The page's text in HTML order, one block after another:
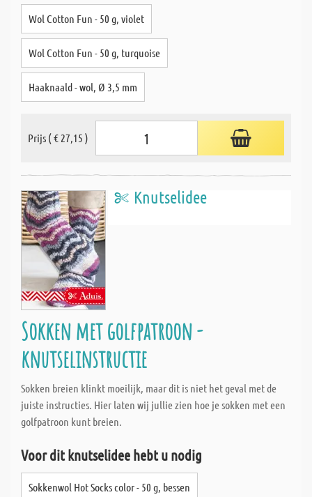
Wol Cotton Fun - 50 g, violet
Wol Cotton Fun - 50 g, turquoise
Haaknaald - wol, Ø 3,5 mm
Prijs ( € 27,15 )
Knutselidee
Sokken met golfpatroon -
knutselinstructie
Sokken breien klinkt moeilijk, maar dit is niet het geval met de
juiste instructies. Hier laten wij jullie zien hoe je sokken met een
golfpatroon kunt breien.
Voor dit knutselidee hebt u nodig
Sokkenwol Hot Socks color - 50 g, bessen